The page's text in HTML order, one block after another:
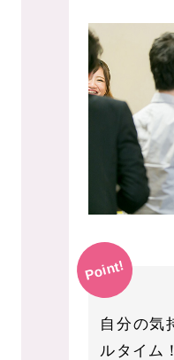
Point!
自分の気
ルタイム